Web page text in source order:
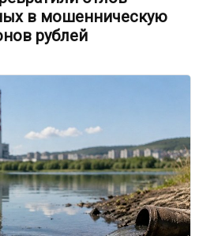
в мошенническую
рублей